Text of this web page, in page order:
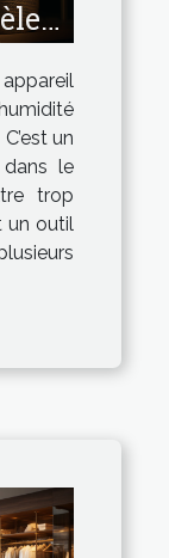
un
le
trop
un outil